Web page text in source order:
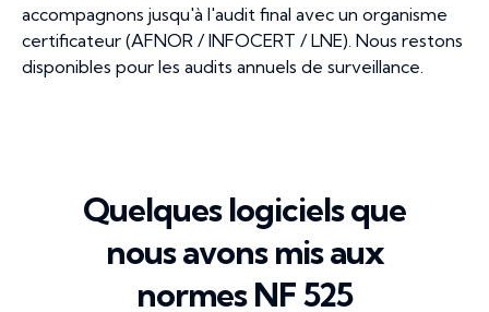
accompagnons jusqu'à l'audit final avec un organisme
certificateur (AFNOR / INFOCERT / LNE). Nous restons
disponibles pour les audits annuels de surveillance.
Quelques logiciels que
nous avons mis aux
normes NF 525